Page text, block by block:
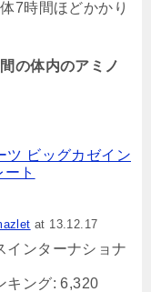
7時間ほどかかり
の体内のアミノ
ツ ビッグカゼイン
ト
at 13.12.17
インターナショナ
キング: 6,320